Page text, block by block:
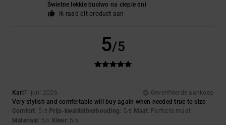
Świetne lekkie buciwo na cieple dni
Ik raad dit product aan
5/5
Karl 7. juni 2026
Geverifieerde aankoop
Very stylish and comfertable will buy again when needed true to size
Comfort: 5/5 Prijs-kwaliteitverhouding: 5/5 Maat: Perfecte maat
Materiaal : 5/5 Kleur: 5 /5